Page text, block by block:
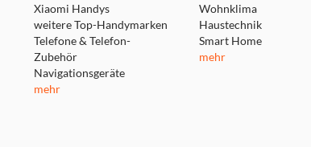
Xiaomi Handys
weitere Top-Handymarken
Telefone & Telefon-
Zubehör
Navigationsgeräte
mehr
Wohnklima
Haustechnik
Smart Home
mehr